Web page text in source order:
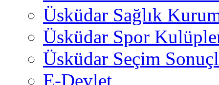
Üsküdar Sağlık
Üsküdar Spor
Üsküdar Seçim
E-Devlet